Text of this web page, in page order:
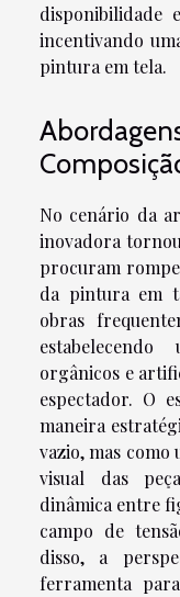
disponibilidade
incentivando
pintura em tela.
No cenário da
inovadora
procuram
da pintura em
obras
orgânicos e
espectador. O
maneira
vazio, mas
visual das
dinâmica entre
campo de
disso, a
ferramenta